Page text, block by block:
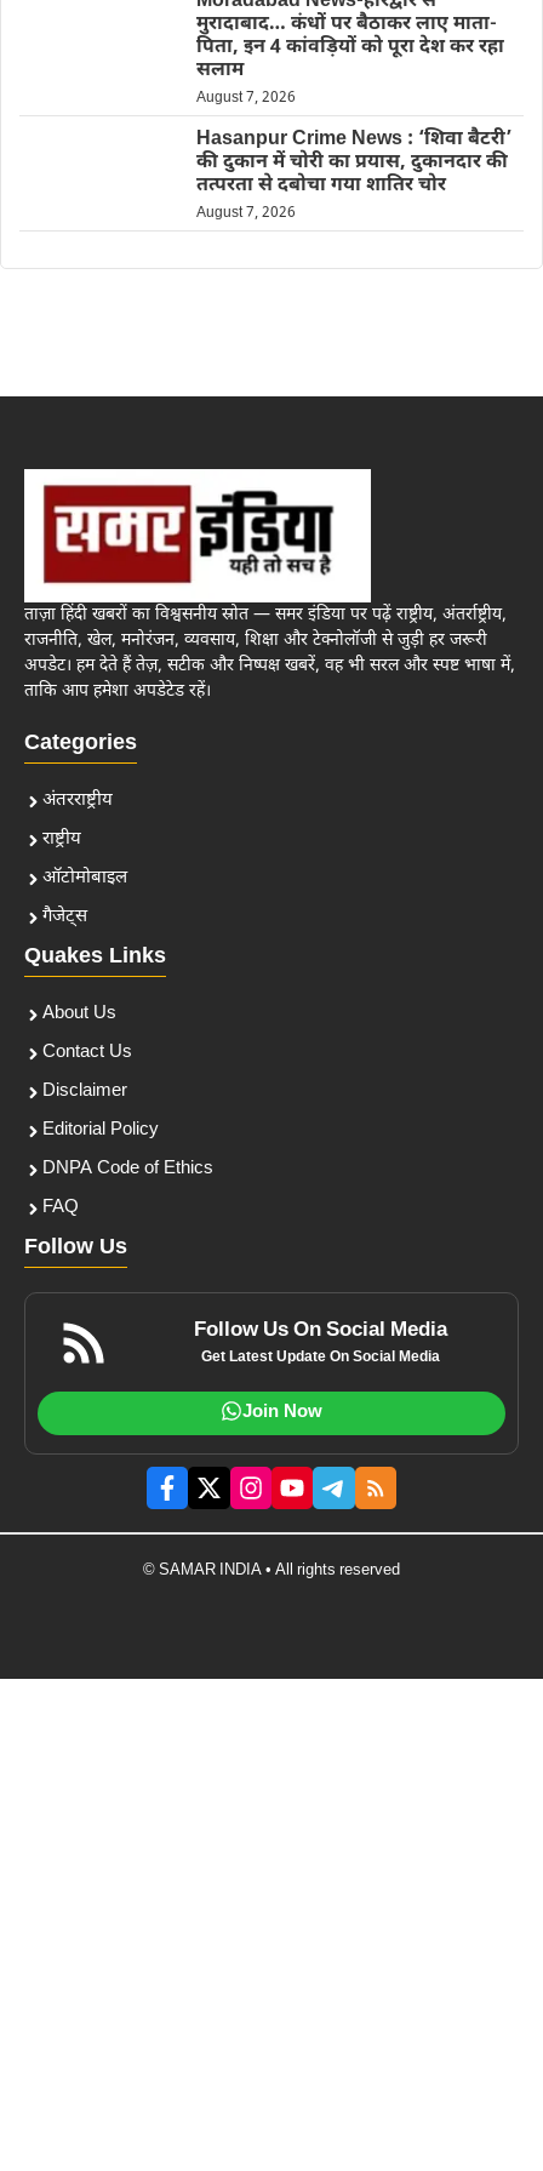
मुरादाबाद… कंधों पर बैठाकर लाए माता-
पिता, इन 4 कांवड़ियों को पूरा देश कर रहा
सलाम
August 7, 2026
Hasanpur Crime News : ‘शिवा बैटरी’
की दुकान में चोरी का प्रयास, दुकानदार की
तत्परता से दबोचा गया शातिर चोर
August 7, 2026
ताज़ा हिंदी खबरों का विश्वसनीय स्रोत — समर इंडिया पर पढ़ें राष्ट्रीय, अंतर्राष्ट्रीय,
राजनीति, खेल, मनोरंजन, व्यवसाय, शिक्षा और टेक्नोलॉजी से जुड़ी हर जरूरी
अपडेट। हम देते हैं तेज़, सटीक और निष्पक्ष खबरें, वह भी सरल और स्पष्ट भाषा में,
ताकि आप हमेशा अपडेटेड रहें।
Categories
अंतरराष्ट्रीय
राष्ट्रीय
ऑटोमोबाइल
गैजेट्स
Quakes Links
About Us
Contact Us
Disclaimer
Editorial Policy
DNPA Code of Ethics
FAQ
Follow Us
Follow Us On Social Media
Get Latest Update On Social Media
Join Now
© SAMAR INDIA • All rights reserved